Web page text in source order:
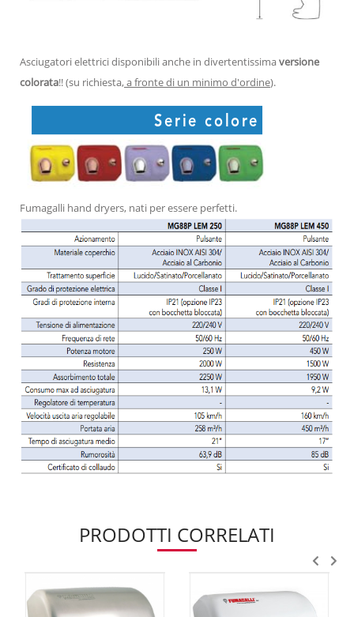
Asciugatori elettrici disponibili anche in divertentissimaversione
colorata!! (su richiesta,a fronte di un minimo d'ordine).
Fumagalli hand dryers, nati per essere perfetti.
PRODOTTI CORRELATI